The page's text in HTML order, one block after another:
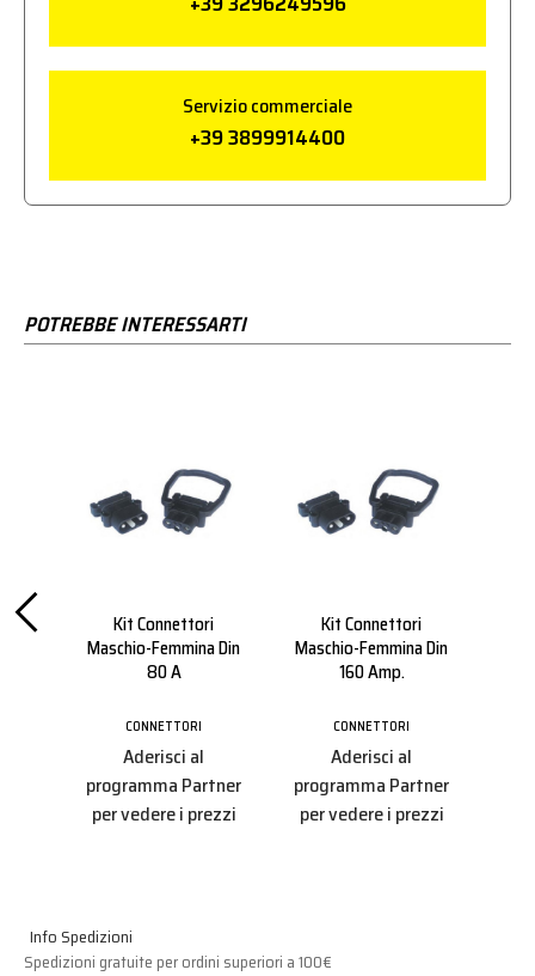
Servizio commerciale
+39 3899914400
POTREBBE INTERESSARTI
Kit Connettori
Maschio-Femmina Din
80 A
CONNETTORI
Aderisci al
programma Partner
per vedere i prezzi
Kit Connettori
Maschio-Femmina Din
160 Amp.
CONNETTORI
Aderisci al
programma Partner
per vedere i prezzi
Info Spedizioni
Spedizioni gratuite per ordini superiori a 100€